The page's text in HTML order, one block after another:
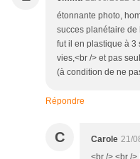
étonnante photo,
succes planétaire de
fut il en plastique à 3
vies,<br /> et pas
(à condition de ne
Répondre
C Carole 21/
<br /> <br /